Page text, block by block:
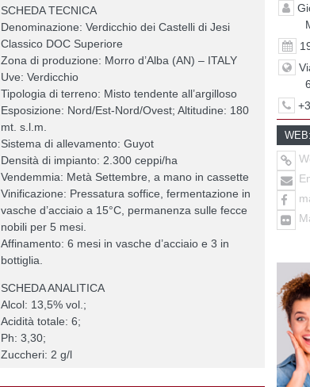
SCHEDA TECNICA
Denominazione: Verdicchio dei Castelli di Jesi
Classico DOC Superiore
Zona di produzione: Morro d’Alba (AN) – ITALY
Uve: Verdicchio
Tipologia di terreno: Misto tendente all’argilloso
Esposizione: Nord/Est-Nord/Ovest; Altitudine: 180
mt. s.l.m.
Sistema di allevamento: Guyot
Densità di impianto: 2.300 ceppi/ha
Vendemmia: Metà Settembre, a mano in cassette
Vinificazione: Pressatura soffice, fermentazione in
vasche d’acciaio a 15°C, permanenza sulle fecce
nobili per 5 mesi.
Affinamento: 6 mesi in vasche d’acciaio e 3 in
bottiglia.
SCHEDA ANALITICA
Alcol: 13,5% vol.;
Acidità totale: 6;
Ph: 3,30;
Zuccheri: 2 g/l
WEB: